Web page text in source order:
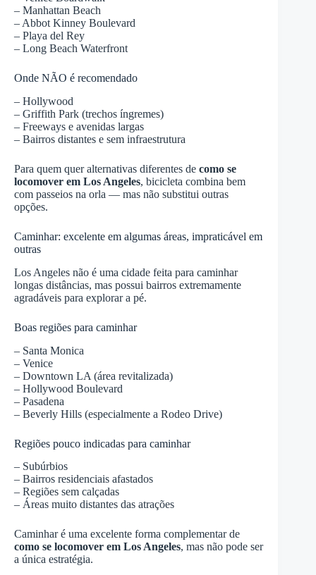
– Manhattan Beach
– Abbot Kinney Boulevard
– Playa del Rey
– Long Beach Waterfront
Onde NÃO é recomendado
– Hollywood
– Griffith Park (trechos íngremes)
– Freeways e avenidas largas
– Bairros distantes e sem infraestrutura
Para quem quer alternativas diferentes de como se
locomover em Los Angeles, bicicleta combina bem
com passeios na orla — mas não substitui outras
opções.
Caminhar: excelente em algumas áreas, impraticável em
outras
Los Angeles não é uma cidade feita para caminhar
longas distâncias, mas possui bairros extremamente
agradáveis para explorar a pé.
Boas regiões para caminhar
– Santa Monica
– Venice
– Downtown LA (área revitalizada)
– Hollywood Boulevard
– Pasadena
– Beverly Hills (especialmente a Rodeo Drive)
Regiões pouco indicadas para caminhar
– Subúrbios
– Bairros residenciais afastados
– Regiões sem calçadas
– Áreas muito distantes das atrações
Caminhar é uma excelente forma complementar de
como se locomover em Los Angeles, mas não pode ser
a única estratégia.